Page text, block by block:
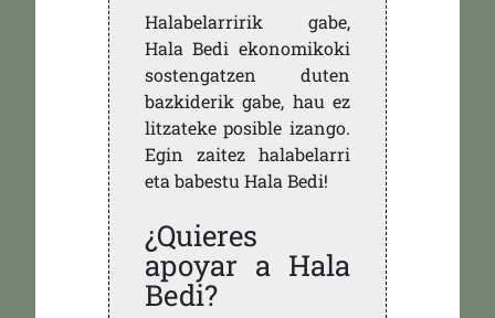
Halabelarririk gabe,
Hala Bedi ekonomikoki
sostengatzen duten
bazkiderik gabe, hau ez
litzateke posible izango.
Egin zaitez halabelarri
eta babestu Hala Bedi!
¿Quieres
apoyar a Hala
Bedi?